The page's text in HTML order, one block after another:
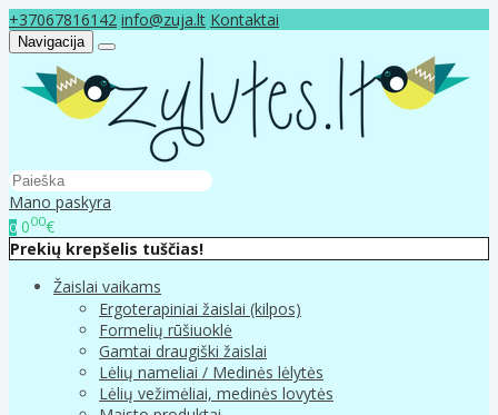
+37067816142 info@zuja.lt Kontaktai
Navigacija
Mano paskyra
0 000€
Prekių krepšelis tuščias!
Žaislai vaikams
Ergoterapiniai žaislai (kilpos)
Formelių rūšiuoklė
Gamtai draugiški žaislai
Lėlių nameliai / Medinės lėlytės
Lėlių vežimėliai, medinės lovytės